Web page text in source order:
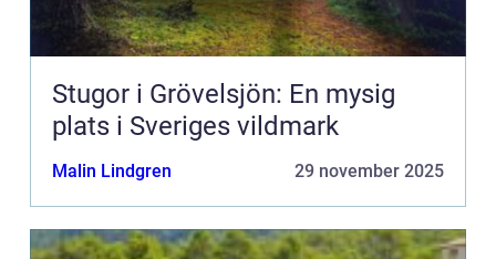
Stugor i Grövelsjön: En mysig
plats i Sveriges vildmark
Malin Lindgren 29 november 2025